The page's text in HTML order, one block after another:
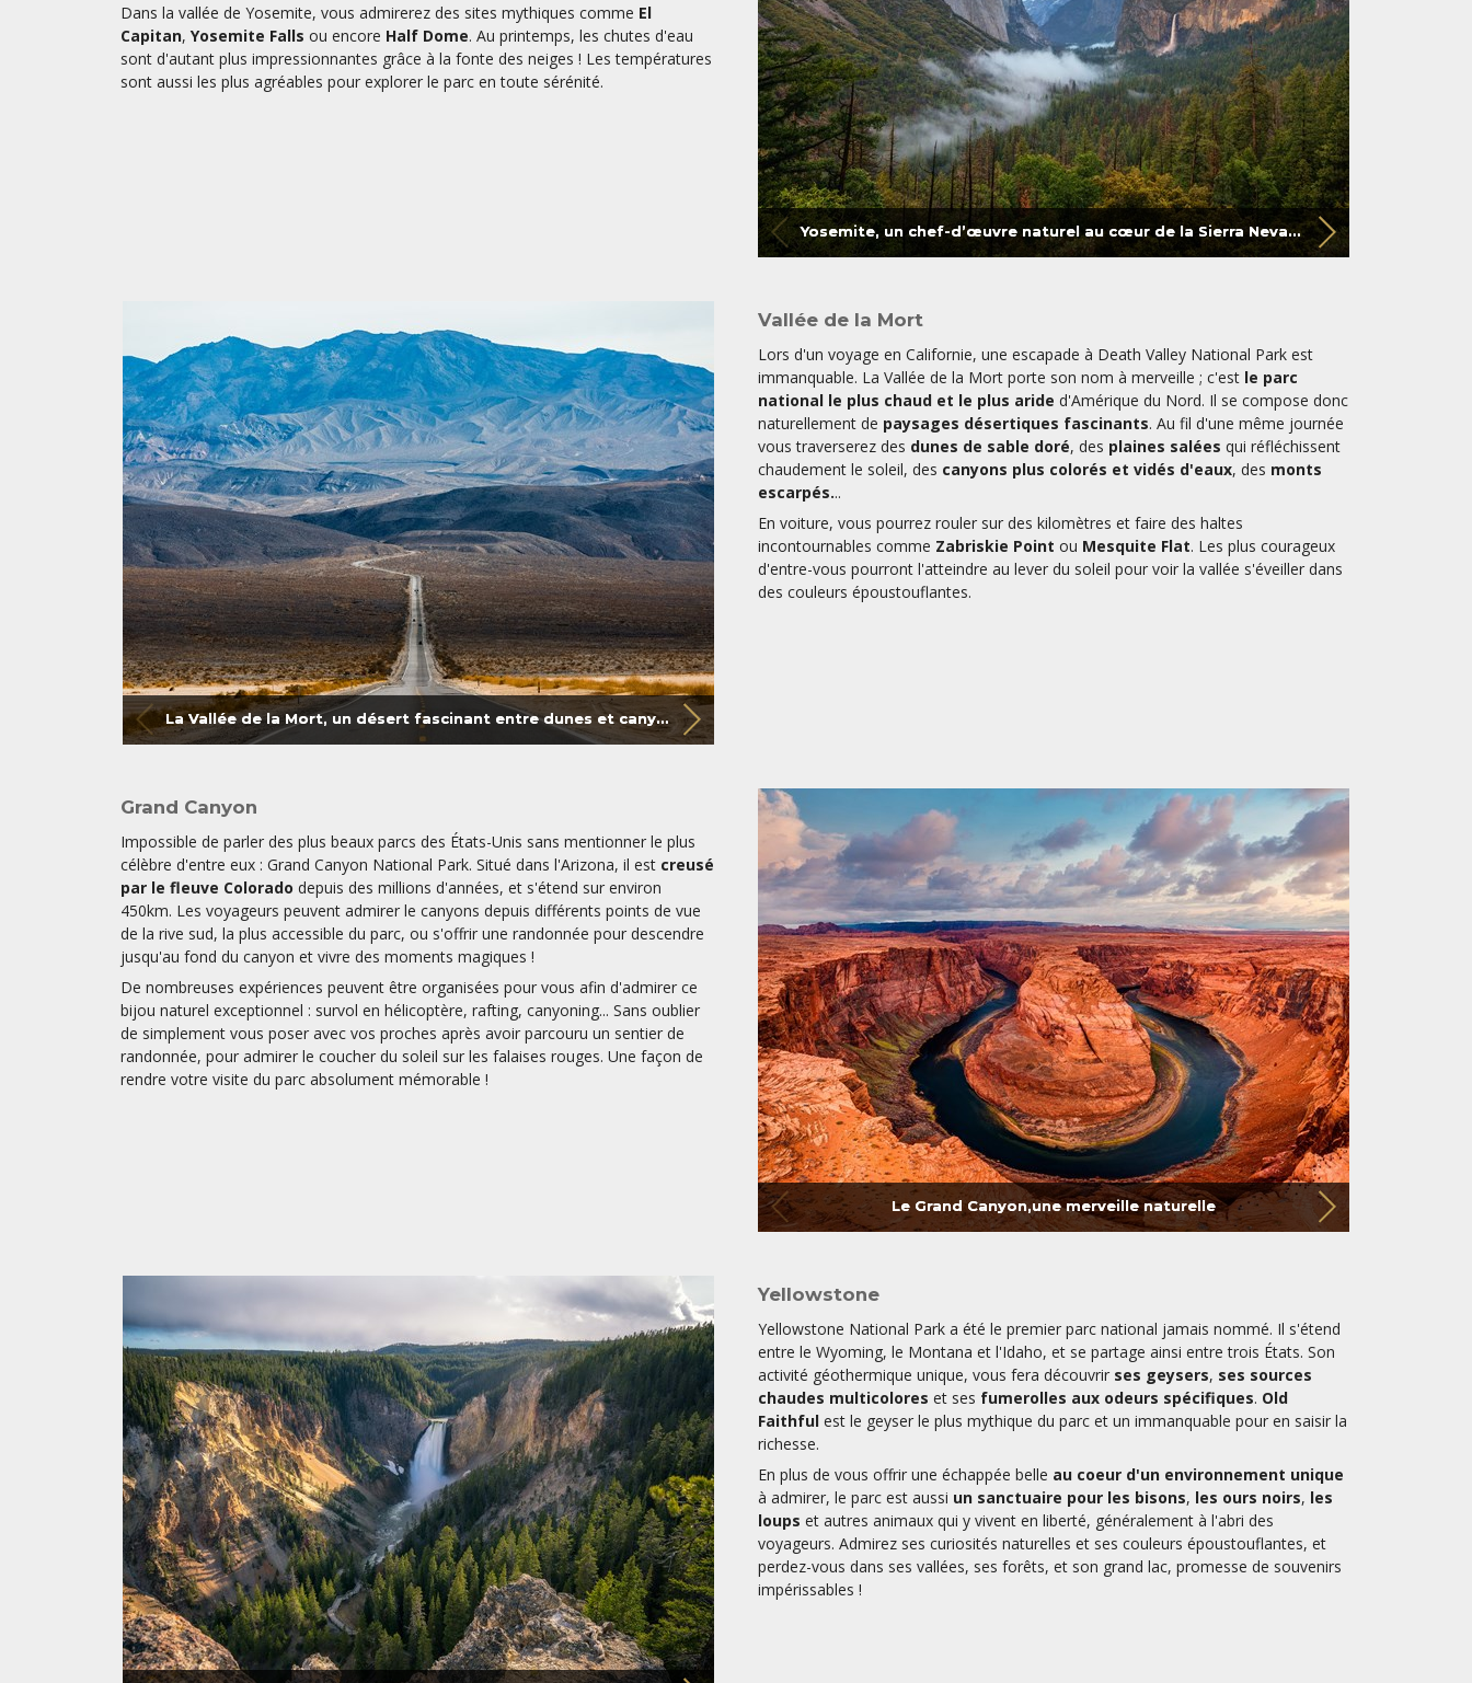
Yosemite, un chef-d’œuvre naturel au cœur de la Sierra Nevada
Dans la vallée de Yosemite, vous admirerez des sites mythiques comme El
Capitan, Yosemite Falls ou encore Half Dome. Au printemps, les chutes d'eau
sont d'autant plus impressionnantes grâce à la fonte des neiges ! Les températures
sont aussi les plus agréables pour explorer le parc en toute sérénité.
La Vallée de la Mort, un désert fascinant entre dunes et canyons
Vallée de la Mort
Lors d'un voyage en Californie, une escapade à Death Valley National Park est
immanquable. La Vallée de la Mort porte son nom à merveille ; c'est le parc
national le plus chaud et le plus aride d'Amérique du Nord. Il se compose donc
naturellement de paysages désertiques fascinants. Au fil d'une même journée
vous traverserez des dunes de sable doré, des plaines salées qui réfléchissent
chaudement le soleil, des canyons plus colorés et vidés d'eaux, des monts
escarpés...
En voiture, vous pourrez rouler sur des kilomètres et faire des haltes
incontournables comme Zabriskie Point ou Mesquite Flat. Les plus courageux
d'entre-vous pourront l'atteindre au lever du soleil pour voir la vallée s'éveiller dans
des couleurs époustouflantes.
Le Grand Canyon,une merveille naturelle
Grand Canyon
Impossible de parler des plus beaux parcs des États-Unis sans mentionner le plus
célèbre d'entre eux : Grand Canyon National Park. Situé dans l'Arizona, il est creusé
par le fleuve Colorado depuis des millions d'années, et s'étend sur environ
450km. Les voyageurs peuvent admirer le canyons depuis différents points de vue
de la rive sud, la plus accessible du parc, ou s'offrir une randonnée pour descendre
jusqu'au fond du canyon et vivre des moments magiques !
De nombreuses expériences peuvent être organisées pour vous afin d'admirer ce
bijou naturel exceptionnel : survol en hélicoptère, rafting, canyoning... Sans oublier
de simplement vous poser avec vos proches après avoir parcouru un sentier de
randonnée, pour admirer le coucher du soleil sur les falaises rouges. Une façon de
rendre votre visite du parc absolument mémorable !
Yellowstone
Yellowstone National Park a été le premier parc national jamais nommé. Il s'étend
entre le Wyoming, le Montana et l'Idaho, et se partage ainsi entre trois États. Son
activité géothermique unique, vous fera découvrir ses geysers, ses sources
chaudes multicolores et ses fumerolles aux odeurs spécifiques. Old
Faithful est le geyser le plus mythique du parc et un immanquable pour en saisir la
richesse.
En plus de vous offrir une échappée belle au coeur d'un environnement unique
à admirer, le parc est aussi un sanctuaire pour les bisons, les ours noirs, les
loups et autres animaux qui y vivent en liberté, généralement à l'abri des
voyageurs. Admirez ses curiosités naturelles et ses couleurs époustouflantes, et
perdez-vous dans ses vallées, ses forêts, et son grand lac, promesse de souvenirs
impérissables !